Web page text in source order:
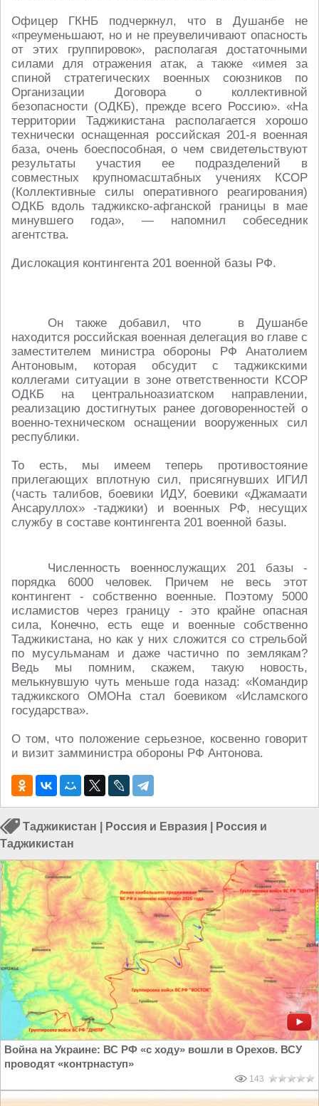
Офицер ГКНБ подчеркнул, что в Душанбе не
«преуменьшают, но и не преувеличивают опасность
от этих группировок», располагая достаточными
силами для отражения атак, а также «имея за
спиной стратегических военных союзников по
Организации Договора о коллективной
безопасности (ОДКБ), прежде всего Россию». «На
территории Таджикистана располагается хорошо
технически оснащенная российская 201-я военная
база, очень боеспособная, о чем свидетельствуют
результаты участия ее подразделений в
совместных крупномасштабных учениях КСОР
(Коллективные силы оперативного реагирования)
ОДКБ вдоль таджикско-афганской границы в мае
минувшего года», — напомнил собеседник
агентства.
Дислокация контингента 201 военной базы РФ.
Он также добавил, что в Душанбе
находится российская военная делегация во главе с
заместителем министра обороны РФ Анатолием
Антоновым, которая обсудит с таджикскими
коллегами ситуации в зоне ответственности КСОР
ОДКБ на центральноазиатском направлении,
реализацию достигнутых ранее договоренностей о
военно-техническом оснащении вооруженных сил
республики.
То есть, мы имеем теперь противостояние
прилегающих вплотную сил, присягнувших ИГИЛ
(часть талибов, боевики ИДУ, боевики «Джамаати
Ансаруллох» -таджики) и военных РФ, несущих
службу в составе контингента 201 военной базы.
Численность военнослужащих 201 базы -
порядка 6000 человек. Причем не весь этот
контингент - собственно военные. Поэтому 5000
исламистов через границу - это крайне опасная
сила, Конечно, есть еще и военные собственно
Таджикистана, но как у них сложится со стрельбой
по мусульманам и даже частично по землякам?
Ведь мы помним, скажем, такую новость,
мелькнувшую чуть меньше года назад: «Командир
таджикского ОМОНа стал боевиком «Исламского
государства».
О том, что положение серьезное, косвенно говорит
и визит замминистра обороны РФ Антонова.
Таджикистан Россия и Евразия
Россия и
Таджикистан
Война на Украине: ВС РФ «с ходу» вошли в Орехов. ВСУ
проводят «контрнаступ»
143